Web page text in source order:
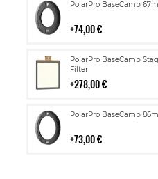
PolarPro BaseCamp
74,00 €
Lisää
PolarPro BaseCamp
Filter
278,00 €
Lisää
ostoskoriin
PolarPro BaseCamp
73,00 €
Lisää